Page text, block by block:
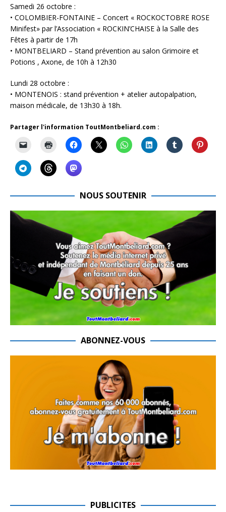
Samedi 26 octobre :
• COLOMBIER-FONTAINE – Concert « ROCKOCTOBRE ROSE
Minifest» par l’Association « ROCKIN’CHAISE à la Salle des
Fêtes à partir de 17h
• MONTBELIARD – Stand prévention au salon Grimoire et
Potions , Axone, de 10h à 12h30
Lundi 28 octobre :
• MONTENOIS : stand prévention + atelier autopalpation,
maison médicale, de 13h30 à 18h.
Partager l'information ToutMontbeliard.com :
NOUS SOUTENIR
ABONNEZ-VOUS
PUBLICITES